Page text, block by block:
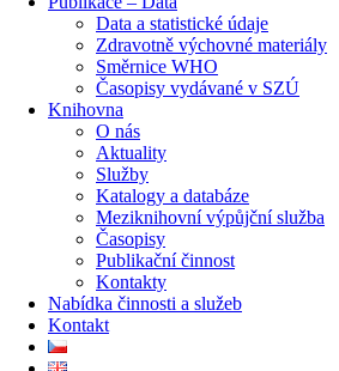
Data a statistické údaje
Zdravotně výchovné materiály
Směrnice WHO
Časopisy vydávané v SZÚ
Knihovna
O nás
Aktuality
Služby
Katalogy a databáze
Meziknihovní výpůjční služba
Časopisy
Publikační činnost
Kontakty
Nabídka činnosti a služeb
Kontakt